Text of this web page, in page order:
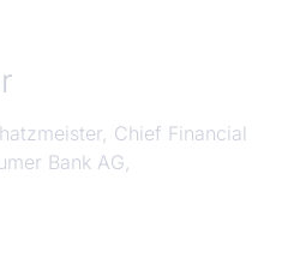
Chief Financial
Bank AG,